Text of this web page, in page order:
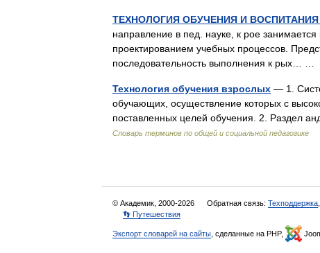
ТЕХНОЛОГИЯ ОБУЧЕНИЯ И
направление в пед. науке, к рое
проектированием учебных процессов.
последовательность выполнения к рых… …
Технология обучения взрослых — 1.
обучающих, осуществление которых с
поставленных целей обучения. 2. Раздел
Словарь терминов по общей и социальной педагогике
© Академик, 2000-2026 Обратная связь: Техподдержка
👣 Путешествия
Экспорт словарей на сайты , сделанные на PHP,